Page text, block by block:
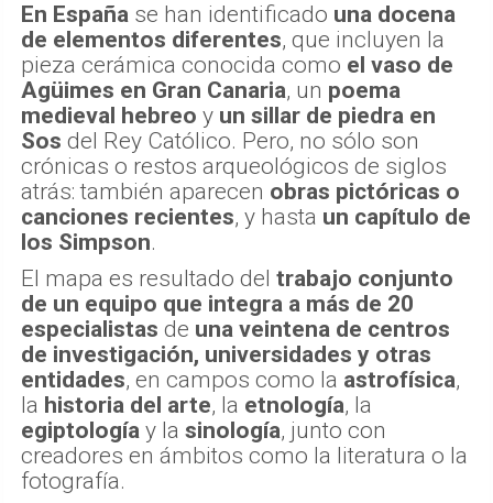
En España se han identificado una docena
de elementos diferentes, que incluyen la
pieza cerámica conocida como el vaso de
Agüimes en Gran Canaria, un poema
medieval hebreo y un sillar de piedra en
Sos del Rey Católico. Pero, no sólo son
crónicas o restos arqueológicos de siglos
atrás: también aparecen obras pictóricas o
canciones recientes, y hasta un capítulo de
los Simpson.
El mapa es resultado del trabajo conjunto
de un equipo que integra a más de 20
especialistas de una veintena de centros
de investigación, universidades y otras
entidades, en campos como la astrofísica,
la historia del arte, la etnología, la
egiptología y la sinología, junto con
creadores en ámbitos como la literatura o la
fotografía.